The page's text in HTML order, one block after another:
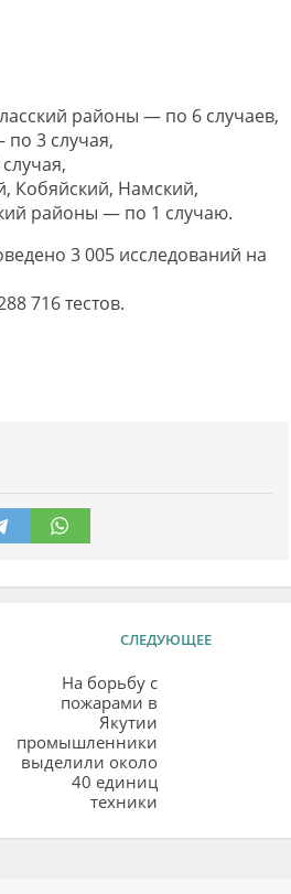
районы — по 6 случаев,
3 случая,
Кобяйский, Намский,
районы — по 1 случаю.
3 005 исследований на
716 тестов.
СЛЕДУЮЩЕЕ
На борьбу с
пожарами в
Якутии
промышленники
выделили около
40 единиц
техники